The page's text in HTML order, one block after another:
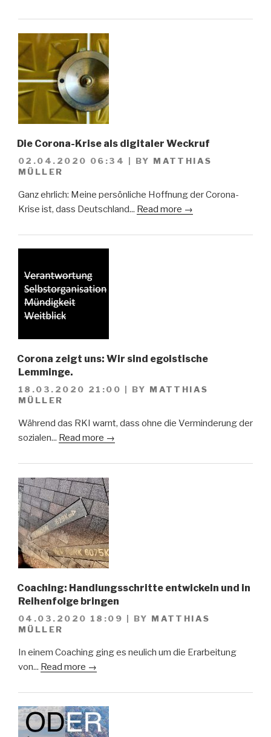
Die Corona-Krise als digitaler Weckruf
02.04.2020 06:34 BY MATTHIAS
MÜLLER
Ganz ehrlich: Meine persönliche Hoffnung der Corona-
Krise ist, dass Deutschland... Read more →
Corona zeigt uns: Wir sind egoistische
Lemminge.
18.03.2020 21:00 BY MATTHIAS
MÜLLER
Während das RKI warnt, dass ohne die Verminderung der
sozialen... Read more →
Coaching: Handlungsschritte entwickeln und in
Reihenfolge bringen
04.03.2020 18:09 BY MATTHIAS
MÜLLER
In einem Coaching ging es neulich um die Erarbeitung
von... Read more →